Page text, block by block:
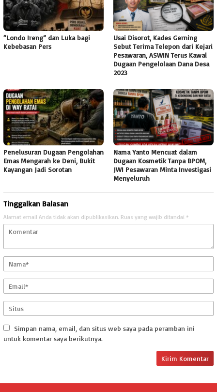
“Londo Ireng” dan Luka bagi
Kebebasan Pers
Usai Disorot, Kades Gerning
Sebut Terima Telepon dari Kejari
Pesawaran, ASWIN Terus Kawal
Dugaan Pengelolaan Dana Desa
2023
Penelusuran Dugaan Pengolahan
Emas Mengarah ke Deni, Bukit
Kayangan Jadi Sorotan
Nama Yanto Mencuat dalam
Dugaan Kosmetik Tanpa BPOM,
JWI Pesawaran Minta Investigasi
Menyeluruh
Tinggalkan Balasan
Alamat email Anda tidak akan dipublikasikan. Ruas yang wajib ditandai *
Simpan nama, email, dan situs web saya pada peramban ini
untuk komentar saya berikutnya.